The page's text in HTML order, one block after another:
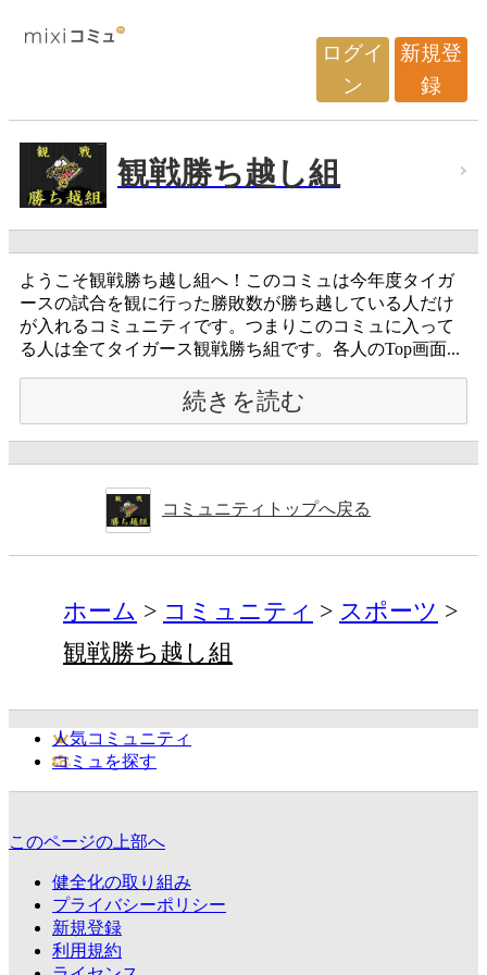
ログイ
ン
新規登
録
観戦勝ち越し組
ようこそ観戦勝ち越し組へ！このコミュは今年度タイガ
ースの試合を観に行った勝敗数が勝ち越している人だけ
が入れるコミュニティです。つまりこのコミュに入って
る人は全てタイガース観戦勝ち組です。各人のTop画面...
続きを読む
コミュニティトップへ戻る
ホーム コミュニティ
スポーツ
観戦勝ち越し組
人気コミュニティ
コミュを探す
このページの上部へ
健全化の取り組み
プライバシーポリシー
新規登録
利用規約